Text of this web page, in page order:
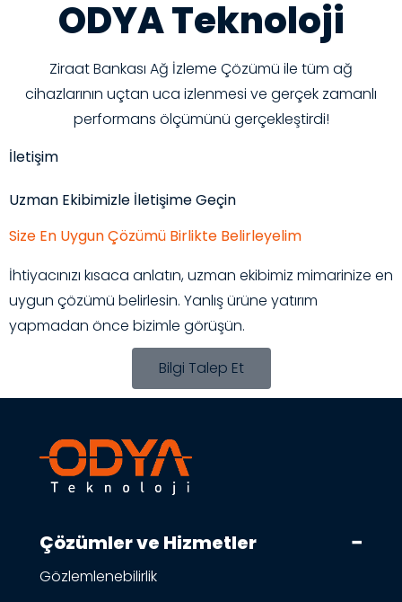
ODYA Teknoloji
Ziraat Bankası Ağ İzleme Çözümü ile tüm ağ
cihazlarının uçtan uca izlenmesi ve gerçek zamanlı
performans ölçümünü gerçekleştirdi!
İletişim
Uzman Ekibimizle İletişime Geçin
Size En Uygun Çözümü Birlikte Belirleyelim
İhtiyacınızı kısaca anlatın, uzman ekibimiz mimarinize en
uygun çözümü belirlesin. Yanlış ürüne yatırım
yapmadan önce bizimle görüşün.
Bilgi Talep Et
Çözümler ve Hizmetler
Gözlemlenebilirlik